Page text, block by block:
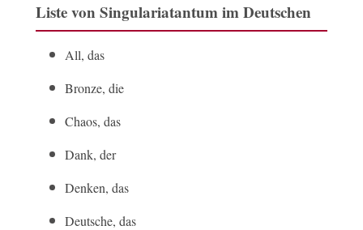
Liste von Singulariatantum im Deutschen
All, das
Bronze, die
Chaos, das
Dank, der
Denken, das
Deutsche, das